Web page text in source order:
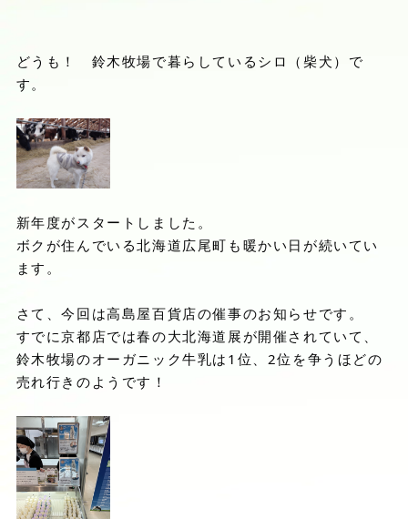
どうも！ 鈴木牧場で暮らしているシロ（柴犬）で
す。
新年度がスタートしました。
ボクが住んでいる北海道広尾町も暖かい日が続いてい
ます。
さて、今回は高島屋百貨店の催事のお知らせです。
すでに京都店では春の大北海道展が開催されていて、
鈴木牧場のオーガニック牛乳は1位、2位を争うほどの
売れ行きのようです！